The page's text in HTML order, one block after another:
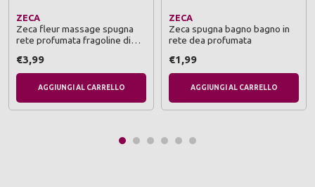
ZECA
Zeca fleur massage spugna
rete profumata fragoline di
€3,99
AGGIUNGI AL CARRELLO
ZECA
Zeca spugna bagno bagno in
rete dea profumata
€1,99
AGGIUNGI AL CARRELLO